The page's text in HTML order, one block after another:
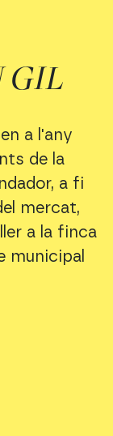
GIL
a l'any
de la
a fi
mercat,
a la finca
municipal